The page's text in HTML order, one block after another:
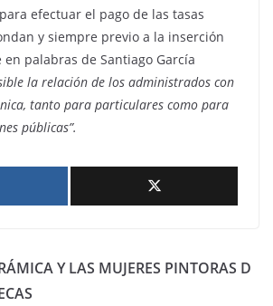
efectuar el pago de las tasas
y siempre previo a la inserción
palabras de Santiago García
la relación de los administrados con
tanto para particulares como para
públicas”.
Y LAS MUJERES PINTORAS D